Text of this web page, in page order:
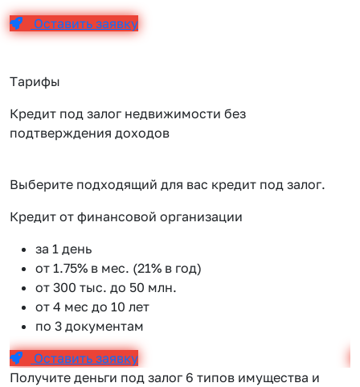
Оставить заявку
Тарифы
Кредит под залог недвижимости без
подтверждения доходов
Выберите подходящий для вас кредит под залог.
Кредит от финансовой организации
за 1 день
от 1.75% в мес. (21% в год)
от 300 тыс. до 50 млн.
от 4 мес до 10 лет
по 3 документам
Оставить заявку
Получите деньги под залог 6 типов имущества и